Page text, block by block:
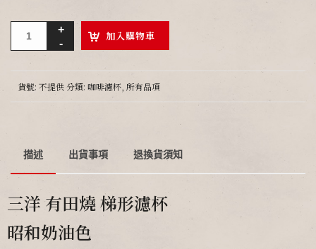
加入購物車
貨號: 不提供分類: 咖啡濾杯 所有品項
描述 出貨事項 退換貨須知
三洋 有田燒 梯形濾杯
昭和奶油色